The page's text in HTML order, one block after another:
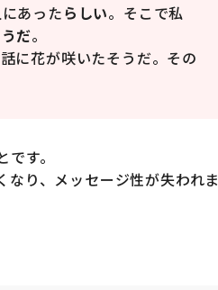
あったらしい。そこで私
だ。
に花が咲いたそうだ。その
す。
り、メッセージ性が失われま